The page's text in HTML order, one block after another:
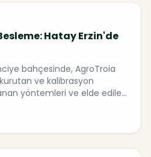
Hatay Erzin'de
bahçesinde, AgroTroia
ve kalibrasyon
yöntemleri ve elde edilen